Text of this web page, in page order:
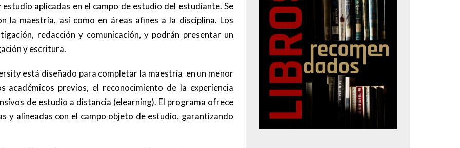
aplicadas en el campo de estudio del estudiante. Se
la maestría, así como en áreas afines a la disciplina. Los
redacción y comunicación, y podrán presentar un
y escritura.
está diseñado para completar la maestría en un menor
previos, el reconocimiento de la experiencia
de estudio a distancia (elearning). El programa ofrece
y alineadas con el campo objeto de estudio, garantizando